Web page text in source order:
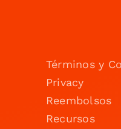
Términos y
Privacy
Reembolsos
Recursos